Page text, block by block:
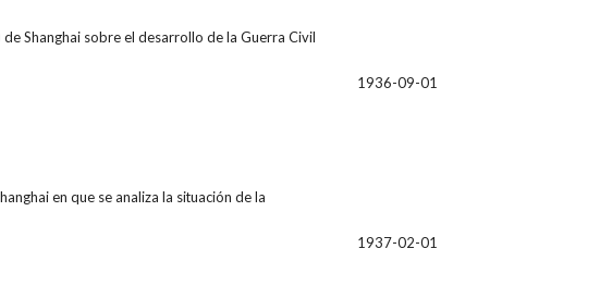
Shanghai sobre el desarrollo de la Guerra Civil
1936-09-01
en que se analiza la situación de la
1937-02-01